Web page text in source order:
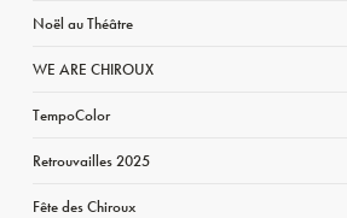
Noël au Théâtre
WE ARE CHIROUX
TempoColor
Retrouvailles 2025
Fête des Chiroux